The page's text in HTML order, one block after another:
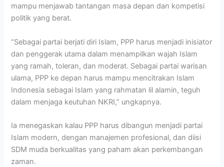
mampu menjawab tantangan masa depan dan kompetisi
politik yang berat.
“Sebagai partai berjati diri Islam, PPP harus menjadi inisiator
dan penggerak utama dalam menampilkan wajah Islam
yang ramah, toleran, dan moderat. Sebagai partai warisan
ulama, PPP ke depan harus mampu mencitrakan Islam
Indonesia sebagai Islam yang rahmatan lil alamin, teguh
dalam menjaga keutuhan NKRI,” ungkapnya.
Ia menegaskan kalau PPP harus dibangun menjadi partai
Islam modern, dengan manajemen profesional, dan diisi
SDM muda berkualitas yang paham akan perkembangan
zaman.